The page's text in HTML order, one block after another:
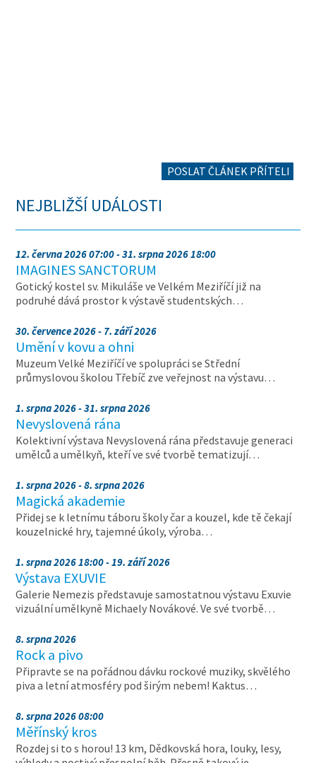
POSLAT ČLÁNEK PŘÍTELI
NEJBLIŽŠÍ UDÁLOSTI
12. června 2026 07:00 - 31. srpna 2026 18:00
IMAGINES SANCTORUM
Gotický kostel sv. Mikuláše ve Velkém Meziříčí již na
podruhé dává prostor k výstavě studentských…
30. července 2026 - 7. září 2026
Umění v kovu a ohni
Muzeum Velké Meziříčí ve spolupráci se Střední
průmyslovou školou Třebíč zve veřejnost na výstavu…
1. srpna 2026 - 31. srpna 2026
Nevyslovená rána
Kolektivní výstava Nevyslovená rána představuje generaci
umělců a umělkyň, kteří ve své tvorbě tematizují…
1. srpna 2026 - 8. srpna 2026
Magická akademie
Přidej se k letnímu táboru školy čar a kouzel, kde tě čekají
kouzelnické hry, tajemné úkoly, výroba…
1. srpna 2026 18:00 - 19. září 2026
Výstava EXUVIE
Galerie Nemezis představuje samostatnou výstavu Exuvie
vizuální umělkyně Michaely Novákové. Ve své tvorbě…
8. srpna 2026
Rock a pivo
Připravte se na pořádnou dávku rockové muziky, skvělého
piva a letní atmosféry pod širým nebem! Kaktus…
8. srpna 2026 08:00
Měřínský kros
Rozdej si to s horou! 13 km, Dědkovská hora, louky, lesy,